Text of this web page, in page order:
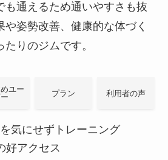
も通えるため通いやすさも抜
姿勢改善、健康的な体づく
りのジムです。
ユー
プラン 利用者の声
気にせずトレーニング
好アクセス